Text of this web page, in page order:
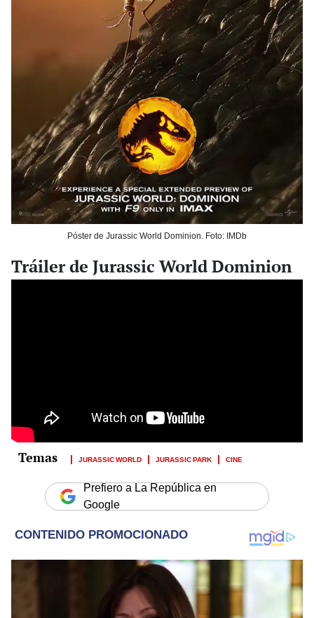
Póster de Jurassic World Dominion. Foto: IMDb
Tráiler de Jurassic World Dominion
JURASSIC WORLD JURASSIC PARK CINE
Prefiero a La República en
Google